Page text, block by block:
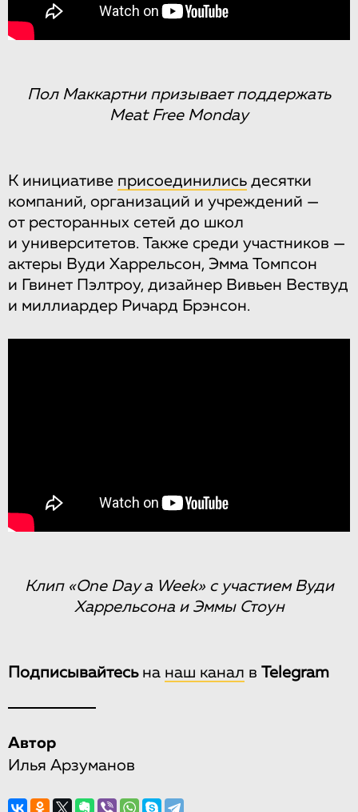
Пол Маккартни призывает поддержать
Meat Free Monday
К инициативе присоединились десятки
компаний, организаций и учреждений —
от ресторанных сетей до школ
и университетов. Также среди участников —
актеры Вуди Харрельсон, Эмма Томпсон
и Гвинет Пэлтроу, дизайнер Вивьен Вествуд
и миллиардер Ричард Брэнсон.
Клип «One Day a Week» с участием Вуди
Харрельсона и Эммы Стоун
Подписывайтесьна наш канал в Telegram
Автор
Илья Арзуманов